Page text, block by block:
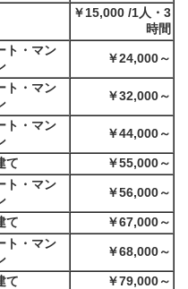
￥15,000 /1人・3
時間
ト・マン
￥24,000～
ト・マン
￥32,000～
ト・マン
￥44,000～
て ￥55,000～
ト・マン
￥56,000～
て ￥67,000～
ト・マン
￥68,000～
て ￥79,000～